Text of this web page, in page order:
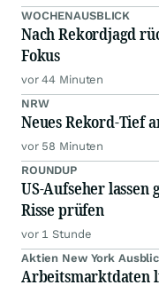
WOCHENAUSBLICK
Nach Rekordjagd
Fokus
vor 44 Minuten
NRW
Neues Rekord-Tief
vor 58 Minuten
ROUNDUP
US-Aufseher lassen
Risse prüfen
vor 1 Stunde
Aktien New York
Arbeitsmarktdaten